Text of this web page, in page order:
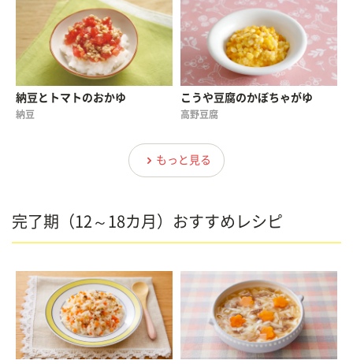
納豆とトマトのおかゆ
納豆
こうや豆腐のかぼちゃがゆ
高野豆腐
もっと見る
完了期（12～18カ月）おすすめレシピ